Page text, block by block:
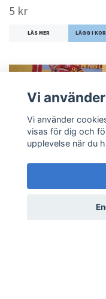
5 kr
LÄS MER
Tomas Berglund 94-
#78 Leaf SHL Hockey
Vi
Vi använder
visas för dig och
upplevelse när du